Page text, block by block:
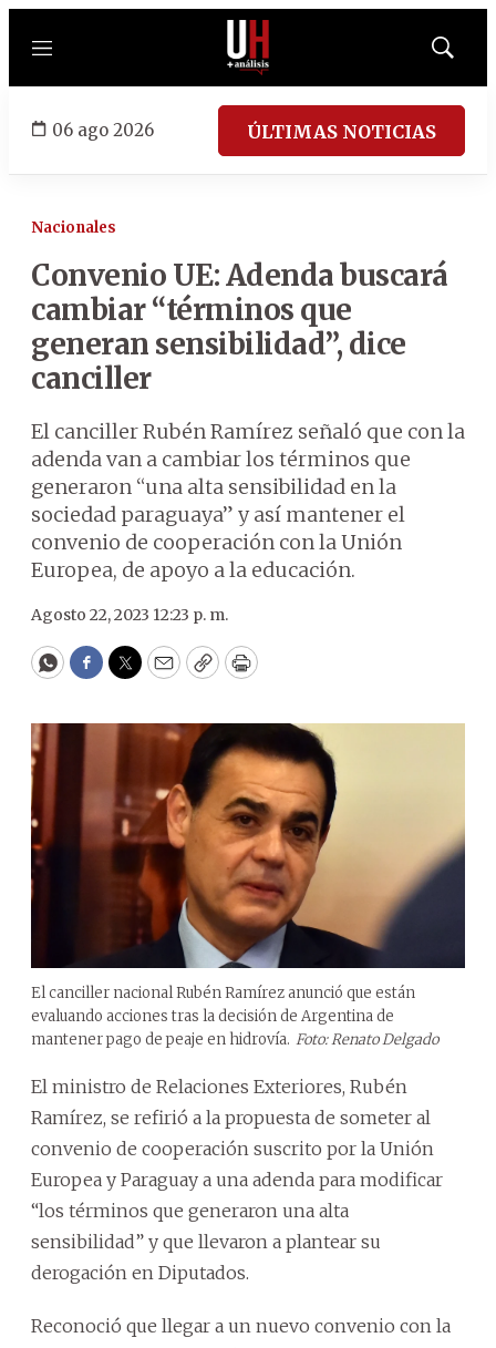
Menú
Mostrar
06 ago 2026 ÚLTIMAS NOTICIAS
Nacionales
Convenio UE: Adenda buscará
cambiar “términos que
generan sensibilidad”, dice
canciller
El canciller Rubén Ramírez señaló que con la
adenda van a cambiar los términos que
generaron “una alta sensibilidad en la
sociedad paraguaya” y así mantener el
convenio de cooperación con la Unión
Europea, de apoyo a la educación.
Agosto 22, 2023 12:23 p. m.
WhatsApp
Facebook
Twitter
EmailCopyPrint
El canciller nacional Rubén Ramírez anunció que están
evaluando acciones tras la decisión de Argentina de
mantener pago de peaje en hidrovía. Foto: Renato Delgado
El ministro de Relaciones Exteriores, Rubén
Ramírez, se refirió a la propuesta de someter al
convenio de cooperación suscrito por la Unión
Europea y Paraguay a una adenda para modificar
“los términos que generaron una alta
sensibilidad” y que llevaron a plantear su
derogación en Diputados.
Reconoció que llegar a un nuevo convenio con la